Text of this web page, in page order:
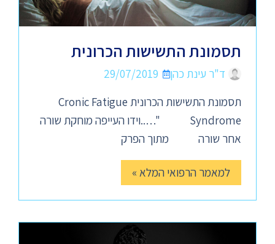
תסמונת התשישות הכרונית
ד"ר עינת כהן
29/07/2019
תסמונת התשישות הכרונית Cronic Fatigue
Syndrome "…..וידו העייפה מוחקת שורה
אחר שורה מתוך הפרק
למאמר הרפואי המלא »